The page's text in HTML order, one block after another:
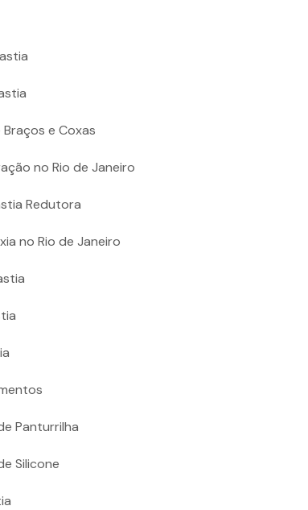
e Coxas
no Rio de Janeiro
Redutora
no Rio de Janeiro
Panturrilha
Silicone